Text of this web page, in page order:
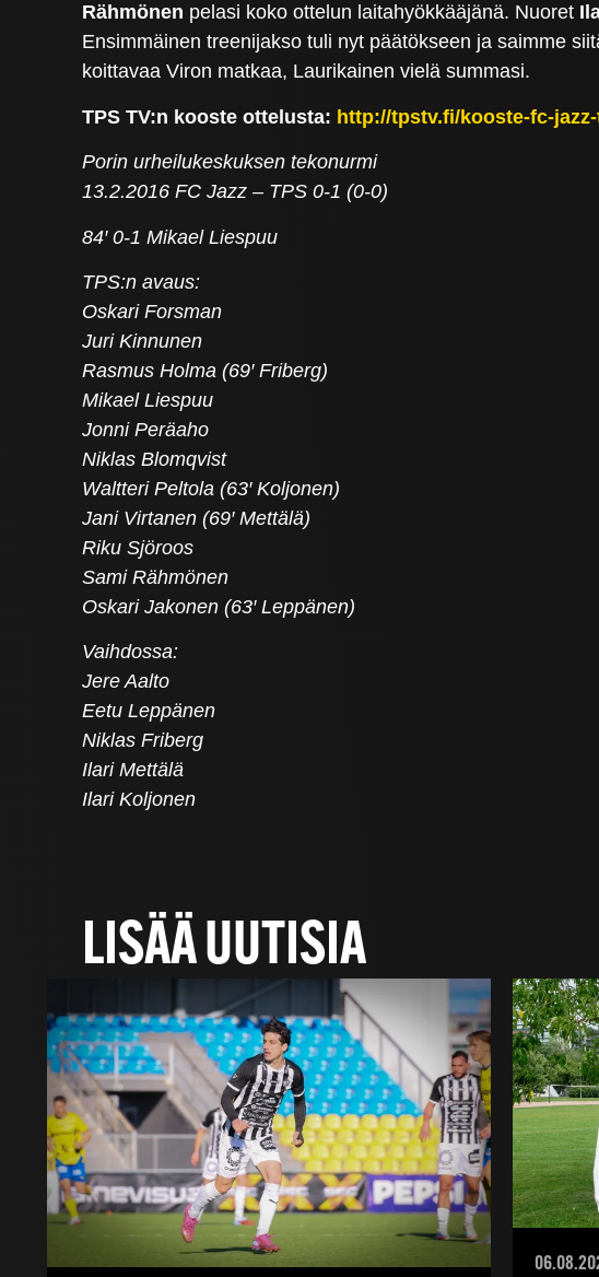
Rähmönen pelasi koko ottelun laitahyökkääjänä. Nuoret
Ensimmäinen treenijakso tuli nyt päätökseen ja saimme
koittavaa Viron matkaa, Laurikainen vielä summasi.
TPS TV:n kooste ottelusta: http://tpstv.fi/kooste-fc-jazz-
Porin urheilukeskuksen tekonurmi
13.2.2016 FC Jazz – TPS 0-1 (0-0)
84′ 0-1 Mikael Liespuu
TPS:n avaus:
Oskari Forsman
Juri Kinnunen
Rasmus Holma (69′ Friberg)
Mikael Liespuu
Jonni Peräaho
Niklas Blomqvist
Waltteri Peltola (63′ Koljonen)
Jani Virtanen (69′ Mettälä)
Riku Sjöroos
Sami Rähmönen
Oskari Jakonen (63′ Leppänen)
Vaihdossa:
Jere Aalto
Eetu Leppänen
Niklas Friberg
Ilari Mettälä
Ilari Koljonen
LISÄÄ UUTISIA